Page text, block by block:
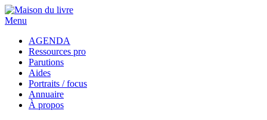
Menu
AGENDA
Ressources pro
Parutions
Aides
Portraits / focus
Annuaire
À propos